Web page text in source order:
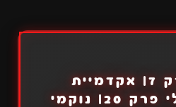
הנוקם פרק 7| אקדמיית
הגיבורים שלי פרק 20| נוקמי